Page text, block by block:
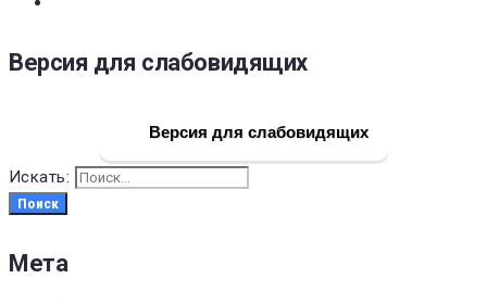
Версия для слабовидящих
Версия для слабовидящих
Искать:
Поиск
Мета